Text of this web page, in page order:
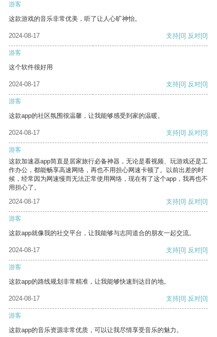
游客
这款游戏的音乐非常优美，听了让人心旷神怡。
2024-08-17 支持[0] 反对[0]
游客
这个软件很好用
2024-08-17 支持[0] 反对[0]
游客
这款app的社区氛围很温馨，让我能够感受到家的温暖。
2024-08-17 支持[0] 反对[0]
游客
这款加速器app简直是居家旅行必备神器，无论是看视频、玩游戏还是工
作办公，都能畅享高速网络，再也不用担心网速卡顿了。以前出差的时
候，经常因为网速慢而无法正常使用网络，现在有了这个app，我再也不
用担心了。
2024-08-17
支持[0] 反对[0]
游客
这款app就像我的社交平台，让我能够与志同道合的朋友一起交流。
2024-08-17 支持[0] 反对[0]
游客
这款app的路线规划非常精准，让我能够快速到达目的地。
2024-08-17 支持[0] 反对[0]
游客
这款app的音乐资源非常优质，可以让我尽情享受音乐的魅力。